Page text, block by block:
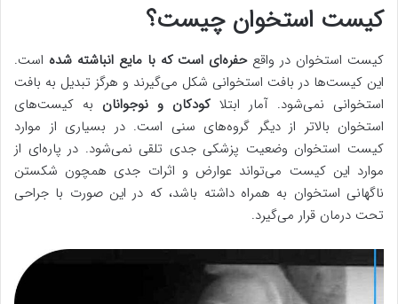
کیست استخوان چیست؟
کیست استخوان در واقعحفره‌ای است که با مایع انباشته شده است.
این کیست‌ها در بافت استخوانی شکل می‌گیرند و هرگز تبدیل به بافت
استخوانی نمی‌شود. آمار ابتلا کودکان و نوجوانان به کیست‌های
استخوان بالاتر از دیگر گروه‌های سنی است. در بسیاری از موارد
کیست استخوان وضعیت پزشکی جدی تلقی نمی‌شود. در پاره‌ای از
موارد این کیست می‌تواند عوارض و اثرات جدی همچون شکستن
ناگهانی استخوان به همراه داشته باشد، که در این صورت با جراحی
تحت درمان قرار می‌گیرد.